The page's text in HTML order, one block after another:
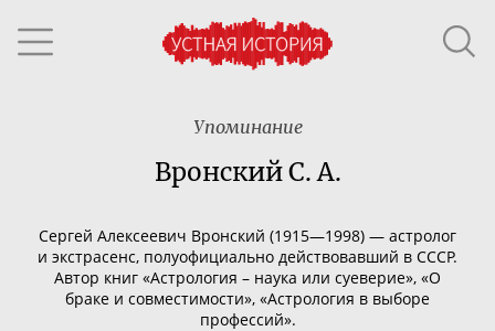
Упоминание
Вронский С. А.
Сергей Алексеевич Вронский (1915—1998) — астролог
и экстрасенс, полуофициально действовавший в СССР.
Автор книг «Астрология – наука или суеверие», «О
браке и совместимости», «Астрология в выборе
профессий».